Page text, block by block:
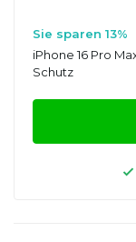
Sie sparen 13%
iPhone 16 Pro
Schutz